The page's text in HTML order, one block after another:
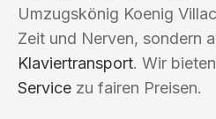
Umzugskönig Koenig
Zeit und Nerven, sondern
Klaviertransport. Wir
Service zu fairen Preisen.